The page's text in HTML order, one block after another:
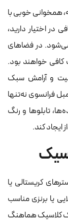
همخوانی خوبی با
در اختیار دارید،
در فضاهای
خواهند بود.
و آرامش سبک
فرانسوی نه‌تنها
تابلوها و رنگ
ایجاد کند.
کریستالی یا
یا برنزی مناسب
کلاسیک هماهنگ